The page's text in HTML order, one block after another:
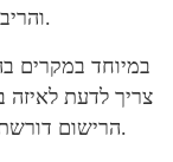
והריביות, בהתאם לסיכון של הבנק, גבוהות יותר.
במיוחד במקרים
צריך לדעת לאיזה
הרישום דורשת התמחות ולא כל הסניפים שווים לעניין זה.